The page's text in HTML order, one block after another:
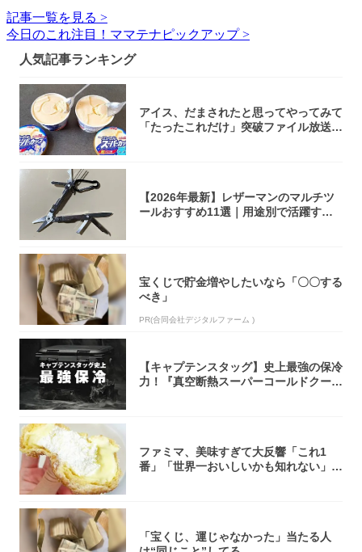
記事一覧を見る >
今日のこれ注目！ママテナピックアップ >
人気記事ランキング
アイス、だまされたと思ってやってみて
「たったこれだけ」突破ファイル放送で
【2026年最新】レザーマンのマルチツ
ールおすすめ11選｜用途別で活躍する
宝くじで貯金増やしたいなら「〇〇する
べき」
PR(合同会社デジタルファーム )
【キャプテンスタッグ】史上最強の保冷
力！『真空断熱スーパーコールドクーラ
ファミマ、美味すぎて大反響「これ1
番」「世界一おいしいかも知れない」
「宝くじ、運じゃなかった」当たる人